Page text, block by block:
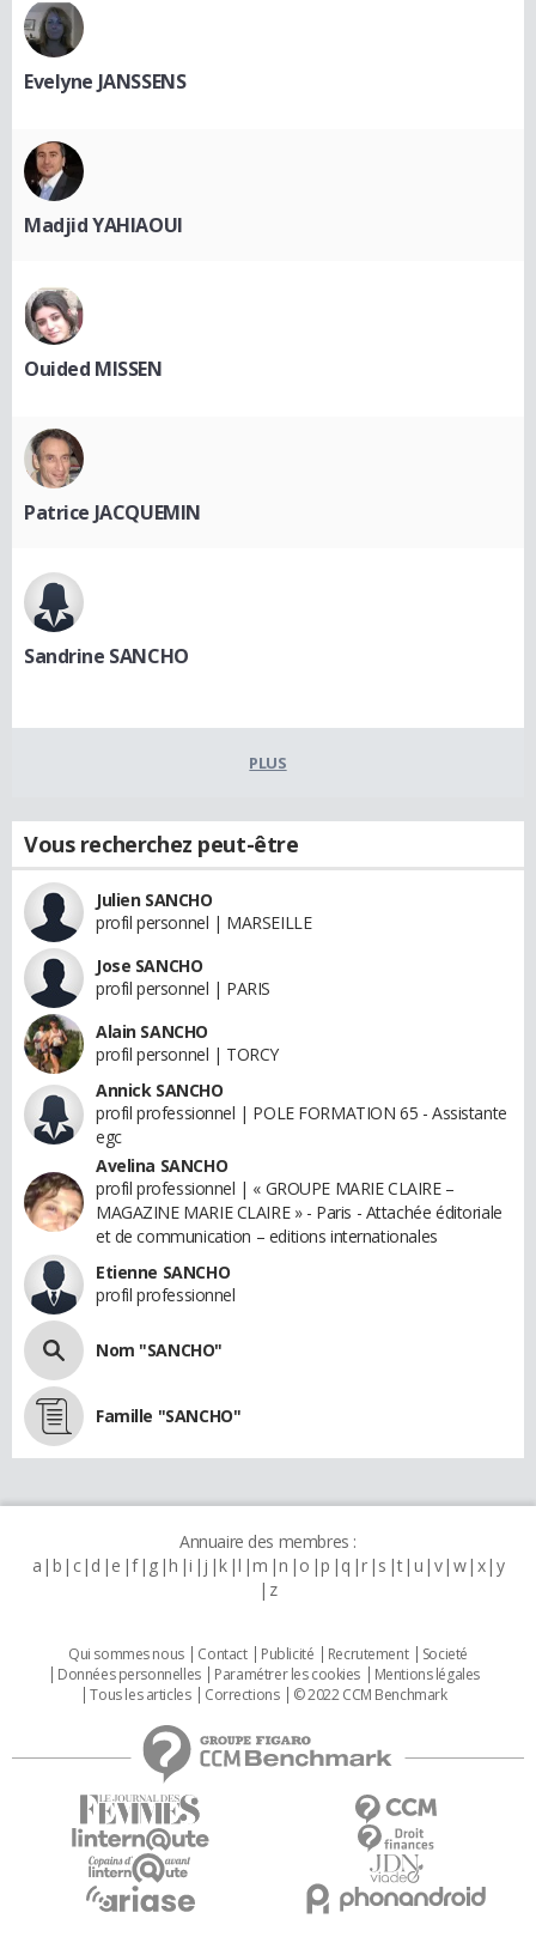
Evelyne JANSSENS
Madjid YAHIAOUI
Ouided MISSEN
Patrice JACQUEMIN
Sandrine SANCHO
PLUS
Vous recherchez peut-être
Julien SANCHO
profil personnel | MARSEILLE
Jose SANCHO
profil personnel | PARIS
Alain SANCHO
profil personnel | TORCY
Annick SANCHO
profil professionnel | POLE FORMATION 65 - Assistante
egc
Avelina SANCHO
profil professionnel | « GROUPE MARIE CLAIRE –
MAGAZINE MARIE CLAIRE » - Paris - Attachée éditoriale
et de communication – editions internationales
Etienne SANCHO
profil professionnel
Nom "SANCHO"
Famille "SANCHO"
Annuaire des membres :
a b c d e f g h i j k l m n o p q r s t u v w x y
z
Qui sommes nous Contact Publicité Recrutement
Societé
Données personnelles
Paramétrer les cookies
Mentions légales
Tous les articles
Corrections © 2022 CCM Benchmark